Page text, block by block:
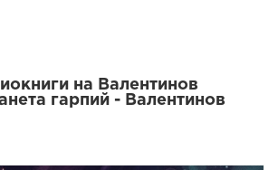
на Валентинов
гарпий - Валентинов